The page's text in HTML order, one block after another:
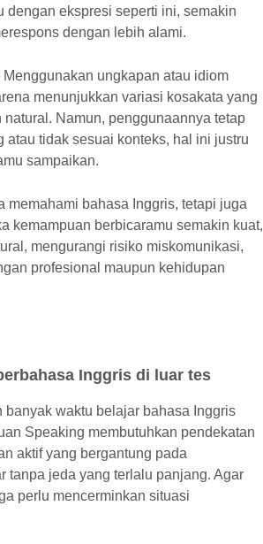
ekspresi seperti ini, semakin
dengan lebih alami.
ungkapan atau idiom
menunjukkan variasi kosakata yang
Namun, penggunaannya tetap
tidak sesuai konteks, hal ini justru
sampaikan.
memahami bahasa Inggris, tetapi juga
kemampuan berbicaramu semakin kuat,
mengurangi risiko miskomunikasi,
profesional maupun kehidupan
Inggris di luar tes
waktu belajar bahasa Inggris
Speaking membutuhkan pendekatan
aktif yang bergantung pada
tanpa jeda yang terlalu panjang. Agar
perlu mencerminkan situasi